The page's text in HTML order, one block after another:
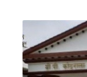
अन्तरर्वार्ता
विचार/